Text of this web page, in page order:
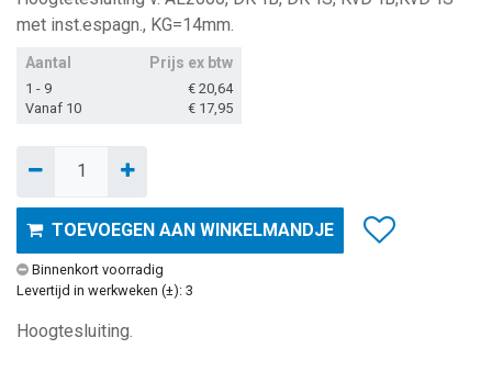
met inst.espagn., KG=14mm.
Aantal Prijs ex btw
1 - 9 € 20,64
Vanaf 10
€ 17,95
TOEVOEGEN AAN WINKELMANDJE
Binnenkort voorradig
Levertijd in werkweken (±): 3
Hoogtesluiting.